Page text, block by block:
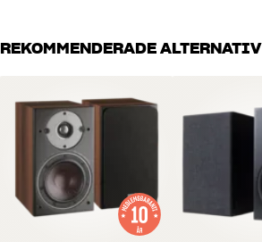
REKOMMENDERADE ALTERNATIV